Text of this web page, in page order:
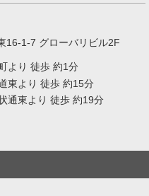
16-1-7 グローバリビル2F
より 徒歩 約1分
東より 徒歩 約15分
通東より 徒歩 約19分